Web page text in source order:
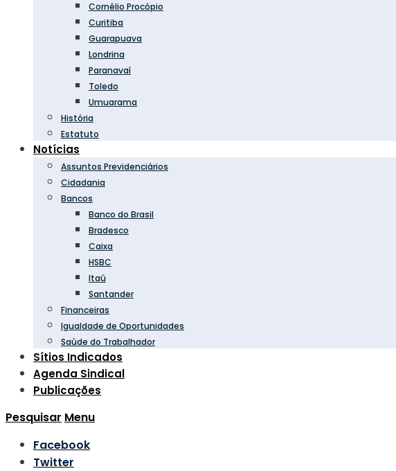
Cornélio Procópio
Curitiba
Guarapuava
Londrina
Paranavaí
Toledo
Umuarama
História
Estatuto
Notícias
Assuntos Previdenciários
Cidadania
Bancos
Banco do Brasil
Bradesco
Caixa
HSBC
Itaú
Santander
Financeiras
Igualdade de Oportunidades
Saúde do Trabalhador
Sítios Indicados
Agenda Sindical
Publicações
Pesquisar Menu
Facebook
Twitter